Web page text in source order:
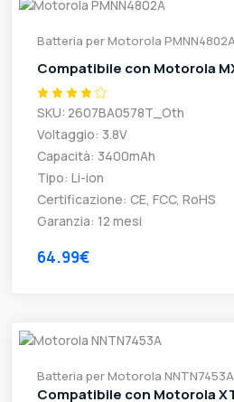
Batteria per Motorola
Compatibile con Motorola
SKU: 2607BA0578T_Oth
Voltaggio: 3.8V
Capacità: 3400mAh
Tipo: Li-ion
Certificazione: CE, FCC, RoHS
Garanzia: 12 mesi
64.99€
Batteria per Motorola NNTN7453A
Compatibile con Motorola